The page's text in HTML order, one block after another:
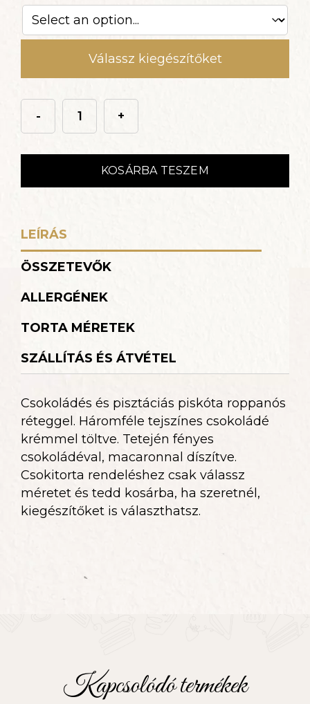
Válassz kiegészítőket
- +
KOSÁRBA TESZEM
LEÍRÁS
ÖSSZETEVŐK
ALLERGÉNEK
TORTA MÉRETEK
SZÁLLÍTÁS ÉS ÁTVÉTEL
Csokoládés és pisztáciás piskóta roppanós
réteggel. Háromféle tejszínes csokoládé
krémmel töltve. Tetején fényes
csokoládéval, macaronnal díszítve.
Csokitorta rendeléshez csak válassz
méretet és tedd kosárba, ha szeretnél,
kiegészítőket is választhatsz.
Kapcsolódó termékek